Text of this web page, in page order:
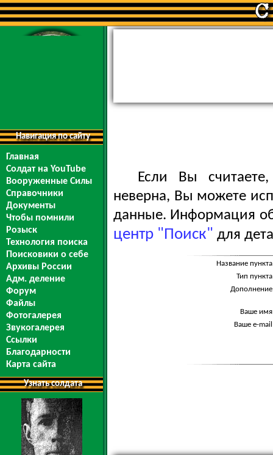
Навигация по сайту
Главная
Солдат на YouTube
Вооруженные Силы
Справочники
Документы
Чтобы помнили
Розыск
Технология поиска
Поисковики о себе
Архивы России
Адм. деление
Форум
Файлы
Фотогалерея
Звукогалерея
Ссылки
Благодарности
Карта сайта
Узнать солдата
Если Вы
неверна, Вы можете
данные. Информация
центр "Поиск" для
Название
Тип
Ваше
Ваше e-